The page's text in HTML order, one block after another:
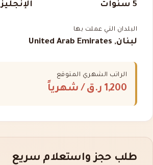
5 سنوات
البلدان التي عملت بها
لبنان, United Arab Emirates
الراتب الشهري المتوقع
1,200 ر.ق / شهرياً
طلب حجز واستعلام سريع